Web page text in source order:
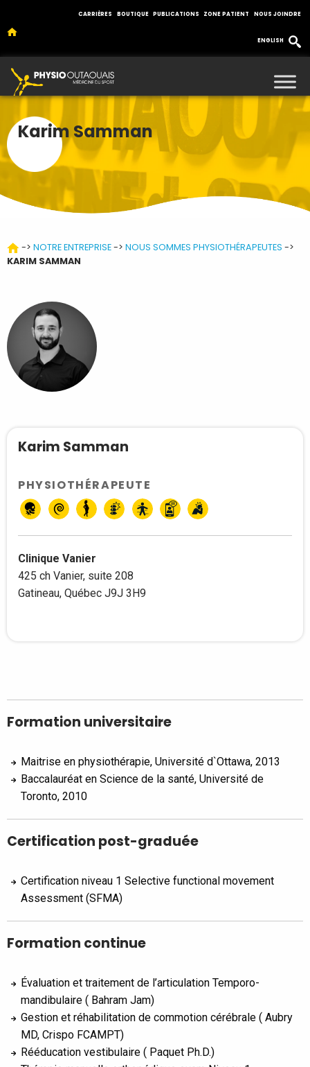
CARRIÈRES BOUTIQUE PUBLICATIONS ZONE PATIENT NOUS JOINDRE
ENGLISH
Karim Samman
-> NOTRE ENTREPRISE-> NOUS SOMMES PHYSIOTHÉRAPEUTES ->
KARIM SAMMAN
Karim Samman
PHYSIOTHÉRAPEUTE
Clinique Vanier
425 ch Vanier, suite 208
Gatineau, Québec J9J 3H9
Formation universitaire
Maitrise en physiothérapie, Université d`Ottawa, 2013
Baccalauréat en Science de la santé, Université de
Toronto, 2010
Certification post-graduée
Certification niveau 1 Selective functional movement
Assessment (SFMA)
Formation continue
Évaluation et traitement de l’articulation Temporo-
mandibulaire ( Bahram Jam)
Gestion et réhabilitation de commotion cérébrale ( Aubry
MD, Crispo FCAMPT)
Rééducation vestibulaire ( Paquet Ph.D.)